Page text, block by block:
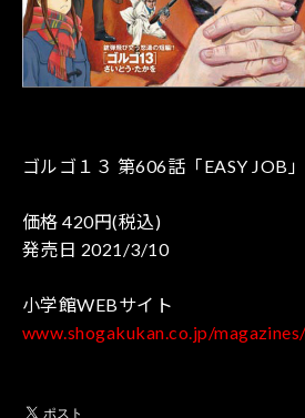
ゴルゴ１３ 第606話「EASY JOB
価格 420円(税込)
発売日 2021/3/10
小学館WEBサイト
www.shogakukan.co.jp/